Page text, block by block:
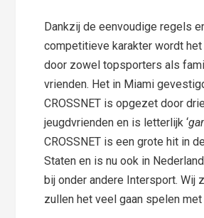
Dankzij de eenvoudige regels
competitieve karakter wordt
door zowel topsporters als
vrienden. Het in Miami
CROSSNET is opgezet door
jeugdvrienden en is letterlijk ‘
CROSSNET is een grote hit in
Staten en is nu ook in
bij onder andere Intersport. Wij
zullen het veel gaan spelen met